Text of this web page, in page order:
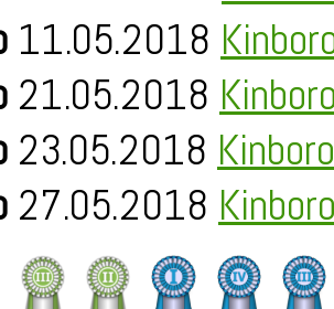
11.05.2018
21.05.2018
23.05.2018
27.05.2018